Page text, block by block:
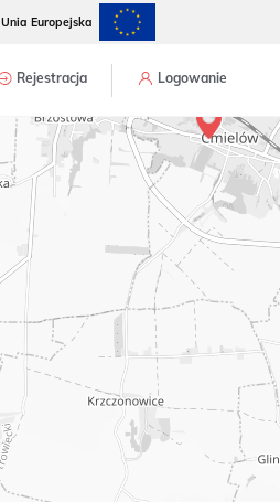
Unia Europejska
Rejestracja Logowanie